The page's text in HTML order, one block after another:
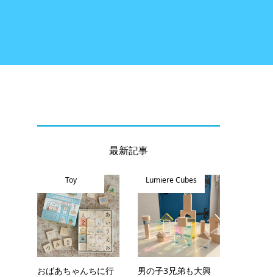
最新記事
Toy
おばあちゃんちに行
Lumiere Cubes
男の子3兄弟も大興